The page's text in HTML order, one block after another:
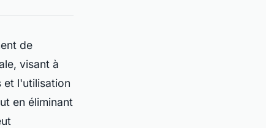
de
visant à
et l'utilisation
en éliminant